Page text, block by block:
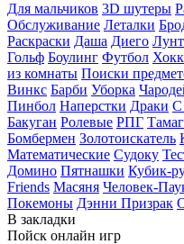
Для мальчиков 3D шутеры
Обслуживание Леталки
Раскраски Даша Диего
Гольф Боулинг Футбол
из комнаты Поиски
Винкс Барби Уборка
Пинбол Наперстки Драки С
Бакуган Ролевые РПГ
Бомбермен Золотоискатель
Математические Судоку
Домино Пятнашки Кубик-
Friends Масяня Человек-
Покемоны Дэнни Призрак
В закладки
Пойск онлайн игр